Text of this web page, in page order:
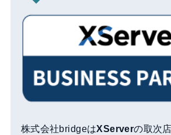
株式会社bridgeはXServerの取次